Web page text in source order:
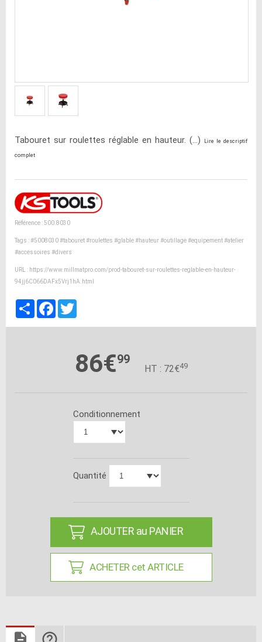
Tabouret sur roulettes réglable en hauteur. (...) Lire le descriptif
complet
Référence : 500.8030
Tags :#5008030#tabouret#roulettes #glable#hauteur#outillage#equipement#atelier
#accessoires #divers
URL : https://www.millmatpro.com/prod-tabouret-sur-roulettes-reglable-en-hauteur-
94jj6C066DAFx5Vrj1hA.html
PartagerFacebook
86€99
HT : 72€49
Conditionnement
Quantité
AJOUTER au PANIER
ACHETER cet ARTICLE